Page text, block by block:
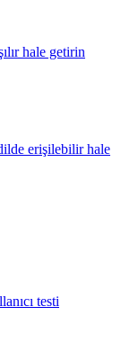
hale getirin
erişilebilir hale
testi